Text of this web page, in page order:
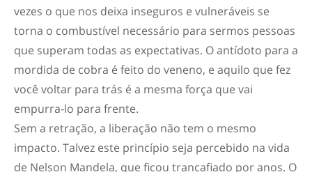
vezes o que nos deixa inseguros e vulneráveis se
torna o combustível necessário para sermos pessoas
que superam todas as expectativas. O antídoto para a
mordida de cobra é feito do veneno, e aquilo que fez
você voltar para trás é a mesma força que vai
empurra-lo para frente.
Sem a retração, a liberação não tem o mesmo
impacto. Talvez este princípio seja percebido na vida
de Nelson Mandela, que ficou trancafiado por anos. O